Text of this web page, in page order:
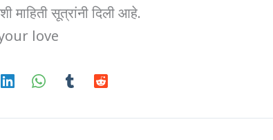
माहिती सूत्रांनी दिली आहे.
love